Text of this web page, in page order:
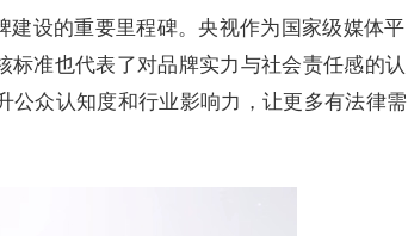
建设的重要里程碑。央视作为国家级媒体平
准也代表了对品牌实力与社会责任感的认
公众认知度和行业影响力，让更多有法律需